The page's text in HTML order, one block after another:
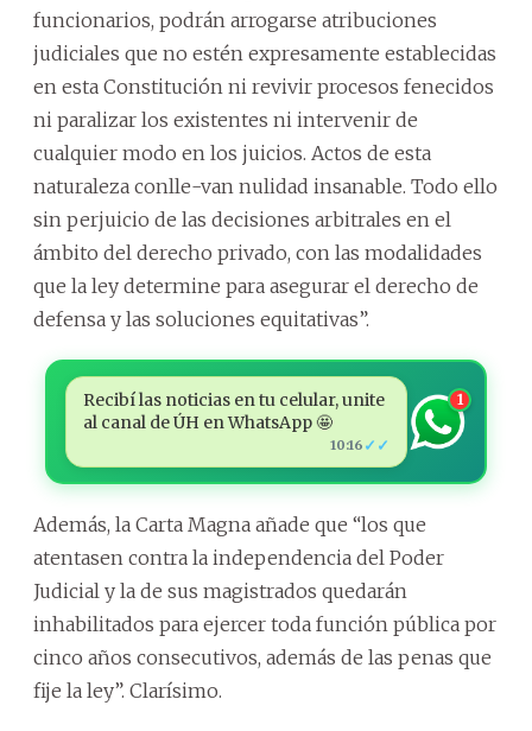
funcionarios, podrán arrogarse atribuciones
judiciales que no estén expresamente establecidas
en esta Constitución ni revivir procesos fenecidos
ni paralizar los existentes ni intervenir de
cualquier modo en los juicios. Actos de esta
naturaleza conlle-van nulidad insanable. Todo ello
sin perjuicio de las decisiones arbitrales en el
ámbito del derecho privado, con las modalidades
que la ley determine para asegurar el derecho de
defensa y las soluciones equitativas”.
Recibí las noticias en tu celular, unite
al canal de ÚH en WhatsApp 🤩
10:16 ✓✓
1
Además, la Carta Magna añade que “los que
atentasen contra la independencia del Poder
Judicial y la de sus magistrados quedarán
inhabilitados para ejercer toda función pública por
cinco años consecutivos, además de las penas que
fije la ley”. Clarísimo.